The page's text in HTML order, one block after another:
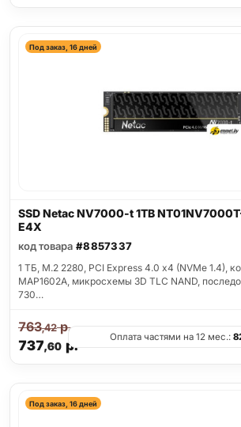
Под заказ, 16 дней
SSD Netac NV7000-t 1TB
E4X
код товара #8857337
1 ТБ, M.2 2280, PCI Express 4.0 x4 (NVMe 1.4),
MAP1602A, микросхемы 3D TLC NAND,
730…
737,60р.
763,42р.
Оплата частями на 12 мес.:
Под заказ, 16 дней